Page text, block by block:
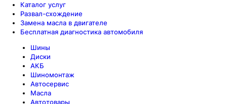
Каталог услуг
Развал-схождение
Замена масла в двигателе
Бесплатная диагностика автомобиля
Шины
Диски
АКБ
Шиномонтаж
Автосервис
Масла
Автотовары